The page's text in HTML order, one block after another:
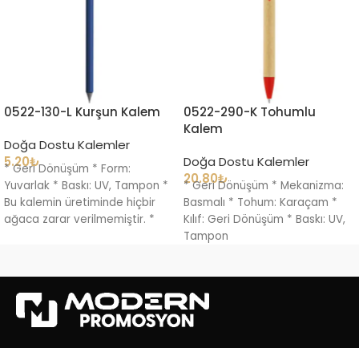
0522-130-L Kurşun Kalem
Doğa Dostu Kalemler
5.20₺
* Geri Dönüşüm * Form:
Yuvarlak * Baskı: UV, Tampon *
Bu kalemin üretiminde hiçbir
ağaca zarar verilmemiştir. *
0522-290-K Tohumlu
Kalem
Doğa Dostu Kalemler
20.80₺
* Geri Dönüşüm * Mekanizma:
Basmalı * Tohum: Karaçam *
Kılıf: Geri Dönüşüm * Baskı: UV,
Tampon